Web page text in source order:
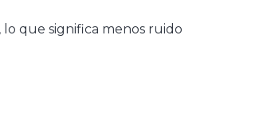
que significa menos ruido